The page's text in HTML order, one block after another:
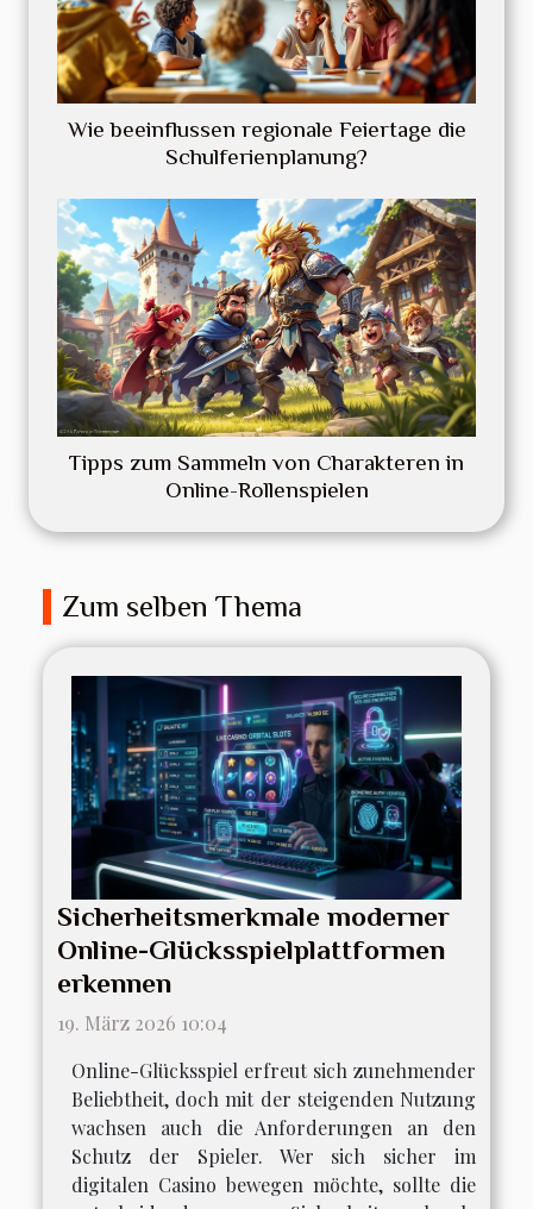
Wie beeinflussen regionale Feiertage die
Schulferienplanung?
Tipps zum Sammeln von Charakteren in
Online-Rollenspielen
Zum selben Thema
Sicherheitsmerkmale moderner
Online-Glücksspielplattformen
erkennen
19. März 2026 10:04
Online-Glücksspiel erfreut sich zunehmender
Beliebtheit, doch mit der steigenden Nutzung
wachsen auch die Anforderungen an den
Schutz der Spieler. Wer sich sicher im
digitalen Casino bewegen möchte, sollte die